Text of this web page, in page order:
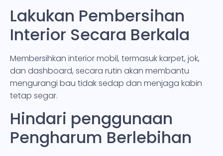
Lakukan Pembersihan
Interior Secara Berkala
Membersihkan interior mobil, termasuk karpet, jok,
dan dashboard, secara rutin akan membantu
mengurangi bau tidak sedap dan menjaga kabin
tetap segar.
Hindari penggunaan
Pengharum Berlebihan